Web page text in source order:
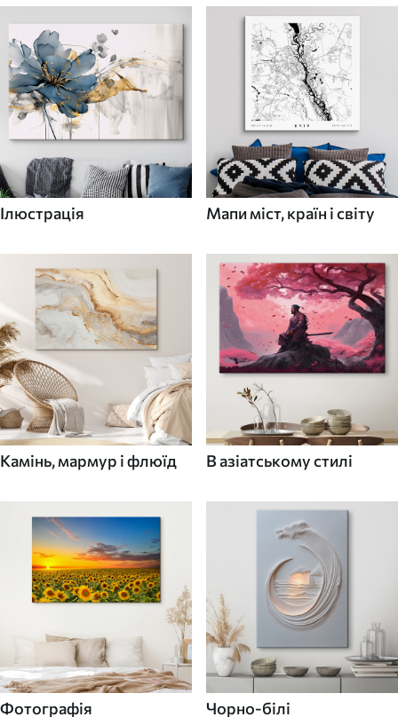
Ілюстрація Мапи міст, країн і світу
Камінь, мармур і флюїд В азіатському стилі
Фотографія Чорно-білі